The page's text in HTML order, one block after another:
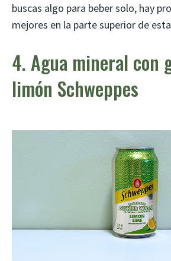
buscas algo para beber solo, hay
mejores en la parte superior de
4. Agua mineral con
limón Schweppes